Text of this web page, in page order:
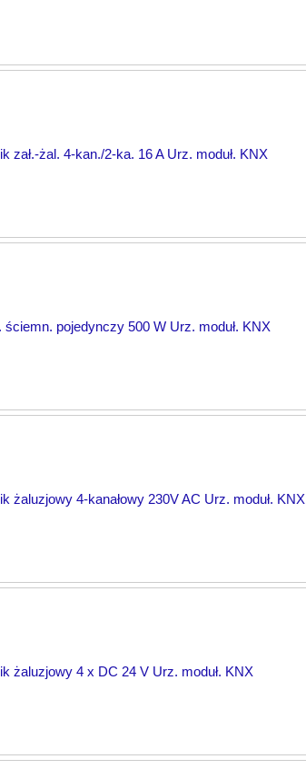
zał.-żal. 4-kan./2-ka. 16 A Urz. moduł. KNX
ściemn. pojedynczy 500 W Urz. moduł. KNX
żaluzjowy 4-kanałowy 230V AC Urz. moduł. KNX
żaluzjowy 4 x DC 24 V Urz. moduł. KNX